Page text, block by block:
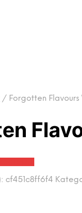
/ Forgotten
cf451c8ff6f4